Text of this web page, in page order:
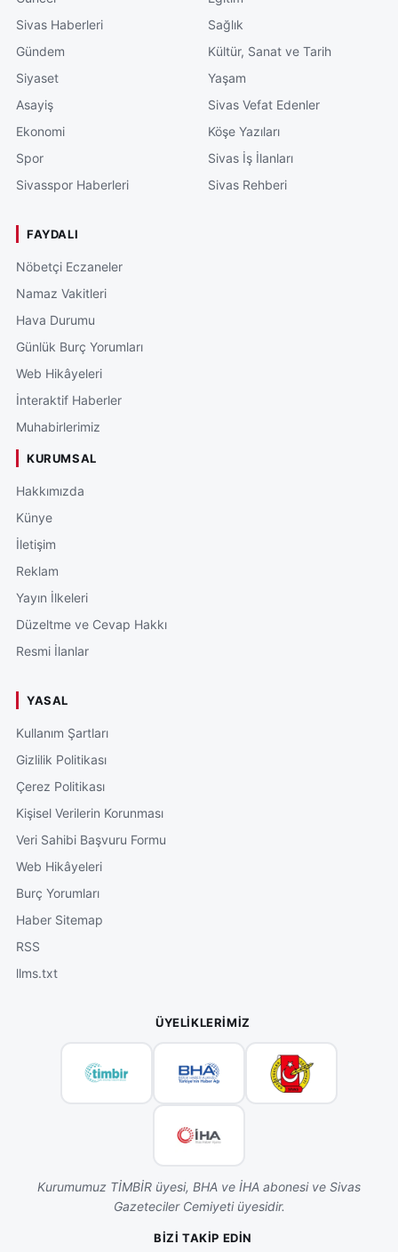
Sivas Haberleri
Gündem
Siyaset
Asayiş
Ekonomi
Spor
Sivasspor Haberleri
Sağlık
Kültür, Sanat ve Tarih
Yaşam
Sivas Vefat Edenler
Köşe Yazıları
Sivas İş İlanları
Sivas Rehberi
FAYDALI
Nöbetçi Eczaneler
Namaz Vakitleri
Hava Durumu
Günlük Burç Yorumları
Web Hikâyeleri
İnteraktif Haberler
Muhabirlerimiz
KURUMSAL
Hakkımızda
Künye
İletişim
Reklam
Yayın İlkeleri
Düzeltme ve Cevap Hakkı
Resmi İlanlar
YASAL
Kullanım Şartları
Gizlilik Politikası
Çerez Politikası
Kişisel Verilerin Korunması
Veri Sahibi Başvuru Formu
Web Hikâyeleri
Burç Yorumları
Haber Sitemap
RSS
llms.txt
ÜYELIKLERIMIZ
Kurumumuz TİMBİR üyesi, BHA ve İHA abonesi ve Sivas
Gazeteciler Cemiyeti üyesidir.
BIZI TAKIP EDIN